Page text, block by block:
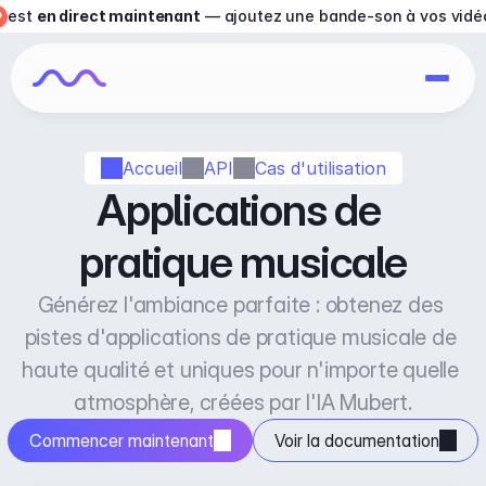
Accueil API Cas d'utilisation
Applications de
pratique musicale
Générez l'ambiance parfaite : obtenez des
pistes d'applications de pratique musicale de
haute qualité et uniques pour n'importe quelle
atmosphère, créées par l'IA Mubert.
Commencer maintenant Voir la documentation
est en direct maintenant — ajoutez une bande-son à vos